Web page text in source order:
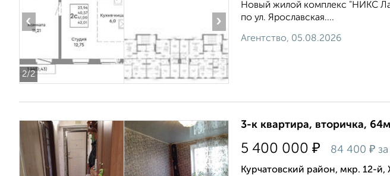
2/2
‹ ›
Новый жилой комплекс "НИКС
по ул. Ярославская....
Агентство, 05.08.2026
3-к квартира, вторичка,
5 400 000 ₽ 84 400 ₽
Курчатовский район, мкр. 12-